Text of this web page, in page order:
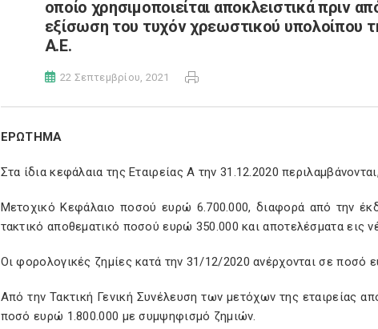
οποίο χρησιμοποιείται αποκλειστικά πριν
εξίσωση του τυχόν χρεωστικού υπολοίπου
Α.Ε.
22 Σεπτεμβρίου, 2021
ΕΡΩΤΗΜΑ
Στα ίδια κεφάλαια της Εταιρείας Α την 31.12.2020
Μετοχικό Κεφάλαιο ποσού ευρώ 6.700.000, διαφορά από την
τακτικό αποθεματικό ποσού ευρώ 350.000 και αποτελέσματα εις
Οι φορολογικές ζημίες κατά την 31/12/2020 ανέρχονται σε ποσό
Από την Τακτική Γενική Συνέλευση των μετόχων της εταιρείας
ποσό ευρώ 1.800.000 με συμψηφισμό ζημιών.